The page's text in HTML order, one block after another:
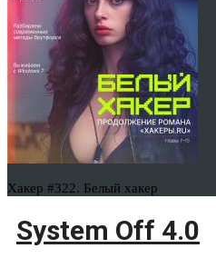
Хакер #322. Белый хакер
System Off 4.0